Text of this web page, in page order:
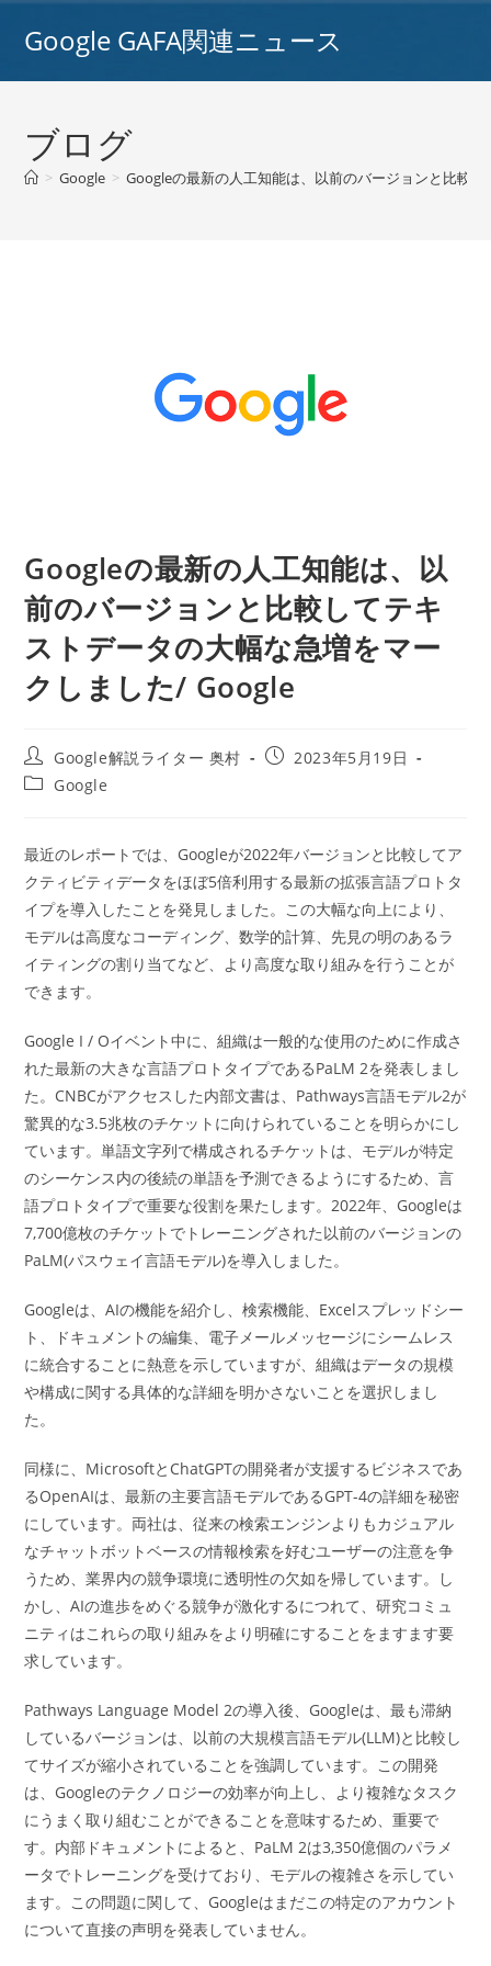
Google GAFA関連ニュース
ブログ
> Google > Googleの最新の人工知能は、以前のバージョンと比較
Googleの最新の人工知能は、以
前のバージョンと比較してテキ
ストデータの大幅な急増をマー
クしました/ Google
投
稿
者:
Google解説ライター 奥村
投
2023年5月19日
投
テ
ゴ
リ
ー:
Google
最近のレポートでは、Googleが2022年バージョンと比較してア
クティビティデータをほぼ5倍利用する最新の拡張言語プロトタ
イプを導入したことを発見しました。この大幅な向上により、
モデルは高度なコーディング、数学的計算、先見の明のあるラ
イティングの割り当てなど、より高度な取り組みを行うことが
できます。
Google I / Oイベント中に、組織は一般的な使用のために作成さ
れた最新の大きな言語プロトタイプであるPaLM 2を発表しまし
た。CNBCがアクセスした内部文書は、Pathways言語モデル2が
驚異的な3.5兆枚のチケットに向けられていることを明らかにし
ています。単語文字列で構成されるチケットは、モデルが特定
のシーケンス内の後続の単語を予測できるようにするため、言
語プロトタイプで重要な役割を果たします。2022年、Googleは
7,700億枚のチケットでトレーニングされた以前のバージョンの
PaLM(パスウェイ言語モデル)を導入しました。
Googleは、AIの機能を紹介し、検索機能、Excelスプレッドシー
ト、ドキュメントの編集、電子メールメッセージにシームレス
に統合することに熱意を示していますが、組織はデータの規模
や構成に関する具体的な詳細を明かさないことを選択しまし
た。
同様に、MicrosoftとChatGPTの開発者が支援するビジネスであ
るOpenAIは、最新の主要言語モデルであるGPT-4の詳細を秘密
にしています。両社は、従来の検索エンジンよりもカジュアル
なチャットボットベースの情報検索を好むユーザーの注意を争
うため、業界内の競争環境に透明性の欠如を帰しています。し
かし、AIの進歩をめぐる競争が激化するにつれて、研究コミュ
ニティはこれらの取り組みをより明確にすることをますます要
求しています。
Pathways Language Model 2の導入後、Googleは、最も滞納
しているバージョンは、以前の大規模言語モデル(LLM)と比較し
てサイズが縮小されていることを強調しています。この開発
は、Googleのテクノロジーの効率が向上し、より複雑なタスク
にうまく取り組むことができることを意味するため、重要で
す。内部ドキュメントによると、PaLM 2は3,350億個のパラメ
ータでトレーニングを受けており、モデルの複雑さを示してい
ます。この問題に関して、Googleはまだこの特定のアカウント
について直接の声明を発表していません。